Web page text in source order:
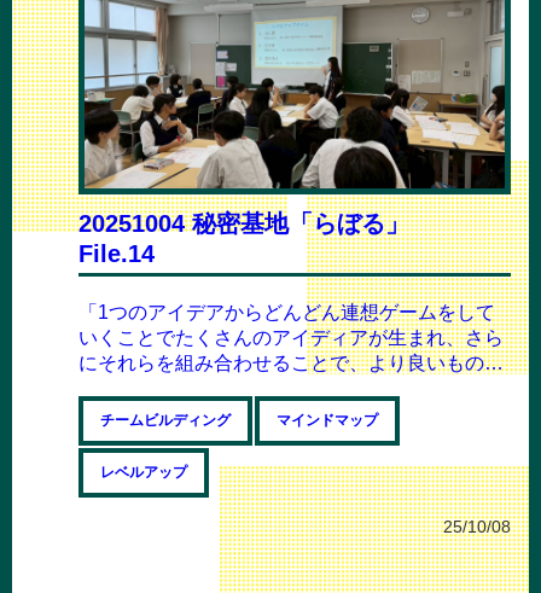
20251004 秘密基地「らぼる」
File.14
「1つのアイデアからどんどん連想ゲームをして
いくことでたくさんのアイディアが生まれ、さら
にそれらを組み合わせることで、より良いものが
チームビルディング マインドマップ
レベルアップ
25/10/08